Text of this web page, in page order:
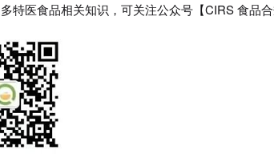
特医食品相关知识，可关注公众号【CIRS食品合